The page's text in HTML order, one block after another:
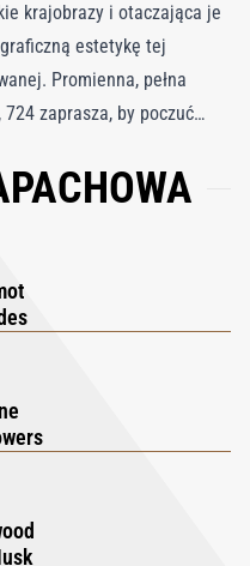
krajobrazy i otaczająca je
estetykę tej
Promienna, pełna
zaprasza, by poczuć
jest świeży, miejski
świeżości stworzone
aura bukietu kwiatów
z Egiptu, groszku
bazy ten świat bieli
dzięki akordowi